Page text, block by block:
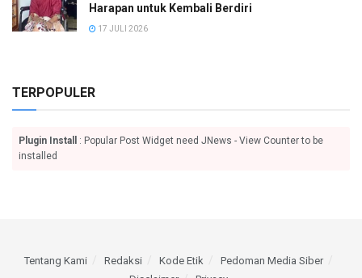
Harapan untuk Kembali Berdiri
17 JULI 2026
TERPOPULER
Plugin Install
: Popular Post Widget need JNews - View Counter to be
installed
Tentang Kami Redaksi Kode Etik
Pedoman Media Siber